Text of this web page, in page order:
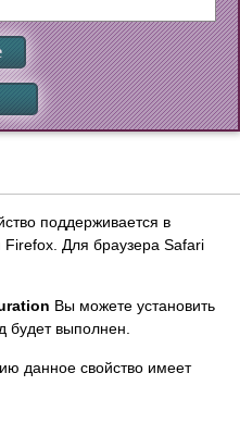
поддерживается в
Для браузера Safari
Вы можете установить
будет выполнен.
данное свойство имеет